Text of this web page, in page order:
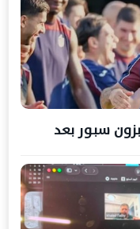
سبور بعد